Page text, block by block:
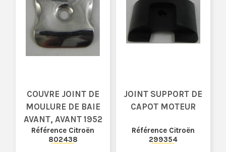
COUVRE JOINT DE
MOULURE DE BAIE
AVANT, AVANT 1952
Référence Citroën
802438
JOINT SUPPORT DE
CAPOT MOTEUR
Référence Citroën
299354